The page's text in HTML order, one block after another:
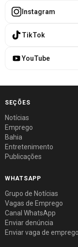
Instagram
TikTok
YouTube
SEÇÕES
Notícias
Emprego
Bahia
Entretenimento
Publicações
WHATSAPP
Grupo de Notícias
Vagas de Emprego
Canal WhatsApp
Enviar denúncia
Enviar vaga de emprego